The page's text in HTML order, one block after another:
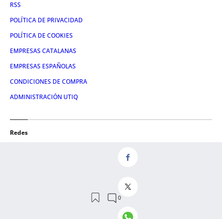
RSS
POLÍTICA DE PRIVACIDAD
POLÍTICA DE COOKIES
EMPRESAS CATALANAS
EMPRESAS ESPAÑOLAS
CONDICIONES DE COMPRA
ADMINISTRACIÓN UTIQ
Redes